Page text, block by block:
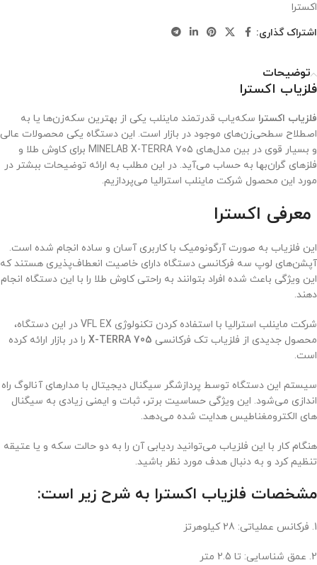
اکسترا
اشتراک گذاری:
توضیحات
فلزیاب اکسترا
فلزیاب اکسترا سکه‌یاب قدرتمند ماینلب یکی از بهترین سکه‌زن‌ها یا به
اصطلاح سطحی‌زن‌های موجود در بازار است. این دستگاه یکی محصولات عالی
و بسیار قوی در بین مدل‌های ۷۰۵ MINELAB X-TERRA برای کاوش طلا و
فلزهای گران‌بها به حساب می‌آید. در این مطلب به ارائه توضیحات ببشتر در
مورد این محصول شرکت ماینلب استرالیا می‌پردازیم.
معرفی اکسترا
این فلزیاب به صورت آرگونومیک با کاربری آسان و ساده انجام شده است.
آپشن‌های لوپ سه فرکانسی دستگاه دارای خاصیت انعطاف‌پذیری هستند که
این ویژگی باعث شده افراد بتوانند به راحتی کاوش طلا را با این دستگاه انجام
دهند.
شرکت ماینلب استرالیا با استفاده کردن تکنولوژی VFL EX در این دستگاه،
محصول جدیدی از فلزیاب تک فرکانسی X-TERRA 705 را در بازار ارائه کرده
است.
سیستم این دستگاه توسط پردازشگر سیگنال دیجیتال با مدارهای آنالوگ راه
اندازی می‌شود. این ویژگی حساسیت بر‌تر، ثبات و ایمنی زیادی به سیگنال
های الکترومغناطیس هدایت شده می‌دهد.
هنگام کار با این فلزیاب می‌توانید ردیابی آن را به دو حالت سکه و یا عتیقه
تنظیم کرد و به دنبال هدف مورد نظر باشید.
مشخصات فلزیاب اکسترا به شرح زیر است:
1. فرکانس عملیاتی: 28 کیلوهرتز
2. عمق شناسایی: تا 2.5 متر